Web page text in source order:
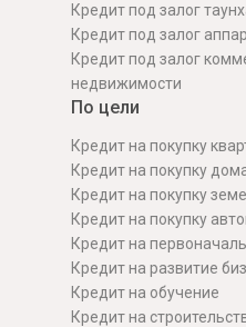
Кредит под залог
Кредит под залог
Кредит под залог
недвижимости
По цели
Кредит на покупку
Кредит на покупку
Кредит на покупку
Кредит на покупку
Кредит на
Кредит на развитие
Кредит на обучение
Кредит на